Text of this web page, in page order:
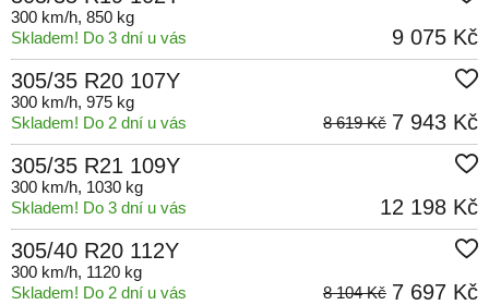
300 km/h, 850 kg
Skladem! Do 3 dní u vás
9 075 Kč
305/35 R20 107Y
300 km/h, 975 kg
Skladem! Do 2 dní u vás
7 943 Kč
8 619 Kč
305/35 R21 109Y
300 km/h, 1030 kg
Skladem! Do 3 dní u vás
12 198 Kč
305/40 R20 112Y
300 km/h, 1120 kg
Skladem! Do 2 dní u vás
7 697 Kč
8 104 Kč